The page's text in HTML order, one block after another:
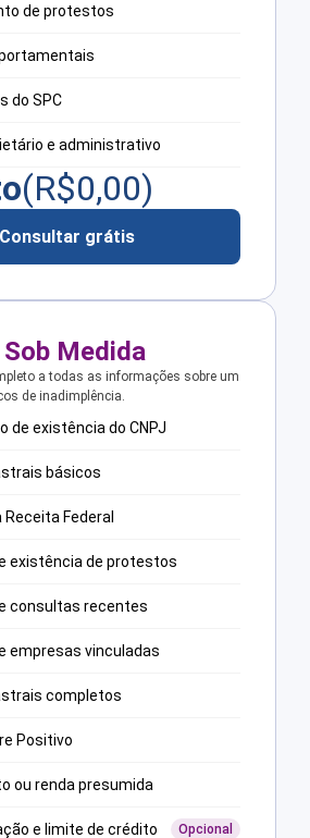
de protestos
do SPC
e administrativo
(R$0,00)
Consultar grátis
Medida
a todas as informações sobre um
de inadimplência.
de existência do CNPJ
básicos
Federal
existência de protestos
consultas recentes
empresas vinculadas
completos
Positivo
ou renda presumida
e limite de crédito Opcional